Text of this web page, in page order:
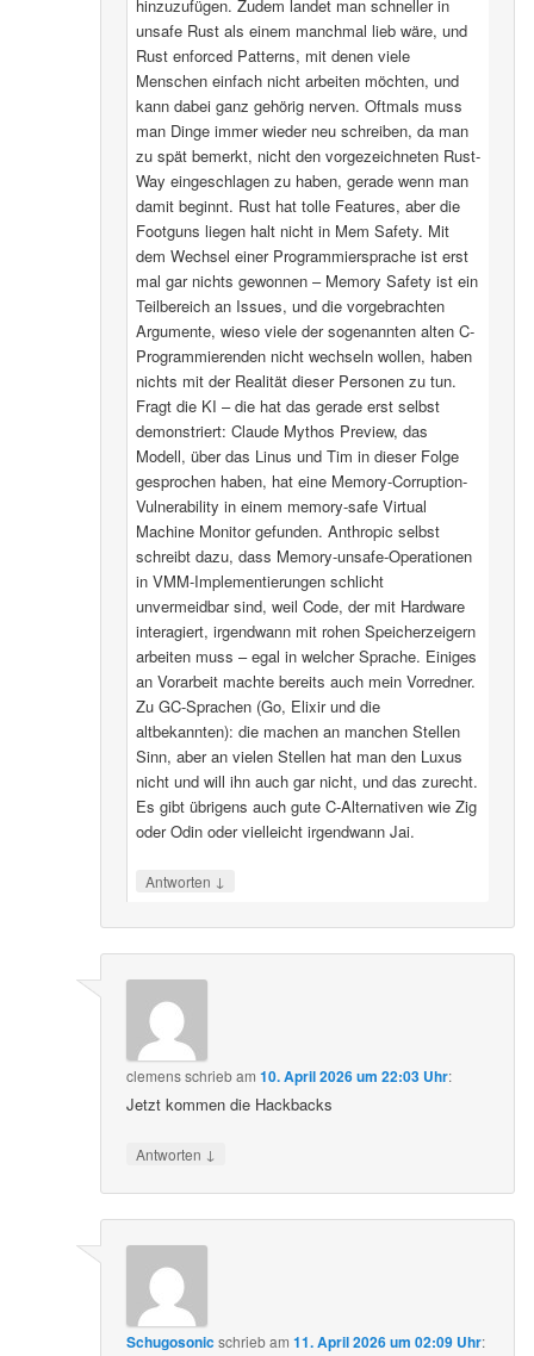
hinzuzufügen. Zudem landet man schneller in
unsafe Rust als einem manchmal lieb wäre, und
Rust enforced Patterns, mit denen viele
Menschen einfach nicht arbeiten möchten, und
kann dabei ganz gehörig nerven. Oftmals muss
man Dinge immer wieder neu schreiben, da man
zu spät bemerkt, nicht den vorgezeichneten Rust-
Way eingeschlagen zu haben, gerade wenn man
damit beginnt. Rust hat tolle Features, aber die
Footguns liegen halt nicht in Mem Safety. Mit
dem Wechsel einer Programmiersprache ist erst
mal gar nichts gewonnen – Memory Safety ist ein
Teilbereich an Issues, und die vorgebrachten
Argumente, wieso viele der sogenannten alten C-
Programmierenden nicht wechseln wollen, haben
nichts mit der Realität dieser Personen zu tun.
Fragt die KI – die hat das gerade erst selbst
demonstriert: Claude Mythos Preview, das
Modell, über das Linus und Tim in dieser Folge
gesprochen haben, hat eine Memory-Corruption-
Vulnerability in einem memory-safe Virtual
Machine Monitor gefunden. Anthropic selbst
schreibt dazu, dass Memory-unsafe-Operationen
in VMM-Implementierungen schlicht
unvermeidbar sind, weil Code, der mit Hardware
interagiert, irgendwann mit rohen Speicherzeigern
arbeiten muss – egal in welcher Sprache. Einiges
an Vorarbeit machte bereits auch mein Vorredner.
Zu GC-Sprachen (Go, Elixir und die
altbekannten): die machen an manchen Stellen
Sinn, aber an vielen Stellen hat man den Luxus
nicht und will ihn auch gar nicht, und das zurecht.
Es gibt übrigens auch gute C-Alternativen wie Zig
oder Odin oder vielleicht irgendwann Jai.
Antworten ↓
clemensschriebam10. April 2026 um 22:03 Uhr:
Jetzt kommen die Hackbacks
Antworten ↓
Schugosonicschriebam11. April 2026 um 02:09 Uhr: